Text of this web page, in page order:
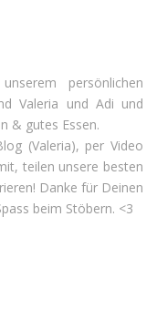
persönlichen
Valeria und Adi und
& gutes Essen.
(Valeria), per Video
teilen unsere besten
Danke für Deinen
beim Stöbern. <3